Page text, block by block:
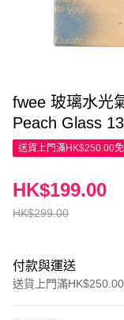
fwee 玻璃水光氣
Peach Glass
送貨上門滿HK$250.00
HK$299.00
HK$199.00
付款與運送
送貨上門滿